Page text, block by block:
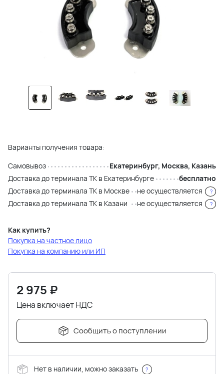
Варианты получения товара:
Самовывоз
Екатеринбург, Москва, Казань
Доставка до терминала ТК в Екатеринбурге
бесплатно
Доставка до терминала ТК в Москве
не осуществляется ?
Доставка до терминала ТК в Казани не осуществляется ?
Как купить?
Покупка на частное лицо
Покупка на компанию или ИП
2 975 ₽
Цена включает НДС
Сообщить о поступлении
Нет в наличии, можно заказать ?